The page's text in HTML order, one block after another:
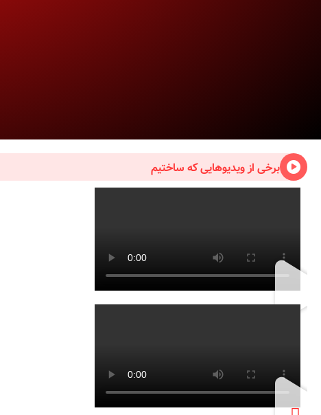
برخی از ویدیوهایی که ساختیم